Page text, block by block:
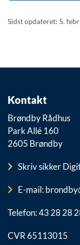
Sidst opdateret: 5.
Kontakt
Brøndby Rådhus
Park Allé 160
2605 Brøndby
Skriv sikker
E-mail:
Telefon: 43 28 28
CVR 65113015